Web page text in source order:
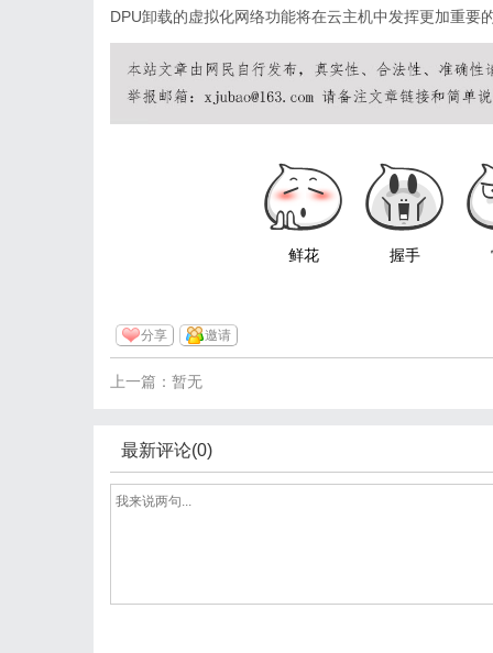
DPU卸载的虚拟化网络功能将在云主机中发挥更加重要
鲜花 握手
分享 邀请
上一篇：暂无
最新评论(0)